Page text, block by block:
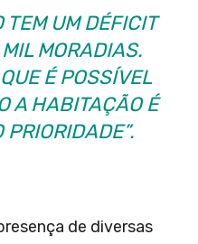
TEM UM DÉFICIT
MORADIAS.
É POSSÍVEL
A HABITAÇÃO É
PRIORIDADE”.
de diversas